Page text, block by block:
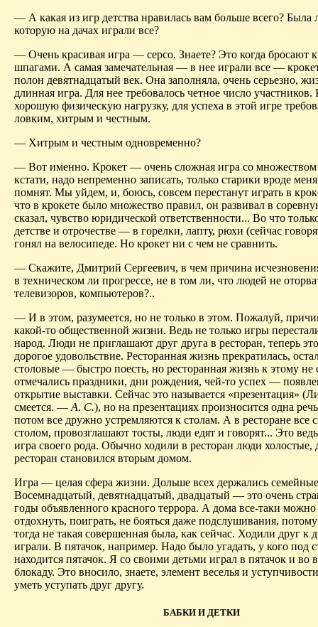
— А какая из игр детства нравилась вам больше всего? Была
которую на дачах играли все?
— Очень красивая игра — серсо. Знаете? Это когда бросают
шпагами. А самая замечательная — в нее играли все —
полон девятнадцатый век. Она заполняла, очень серьезно,
длинная игра. Для нее требовалось четное число участников.
хорошую физическую нагрузку, для успеха в этой игре
ловким, хитрым и честным.
— Хитрым и честным одновременно?
— Вот именно. Крокет — очень сложная игра со множеством
кстати, надо непременно записать, только старики вроде
помнят. Мы уйдем, и, боюсь, совсем перестанут играть в
что в крокете было множество правил, он развивал в
сказал, чувство юридической ответственности... Во что
детстве и отрочестве — в горелки, лапту, рюхи (сейчас
гонял на велосипеде. Но крокет ни с чем не сравнить.
— Скажите, Дмитрий Сергеевич, в чем причина
в техническом ли прогрессе, не в том ли, что людей не
телевизоров, компьютеров?..
— И в этом, разумеется, но не только в этом. Пожалуй,
какой-то общественной жизни. Ведь не только игры
народ. Люди не приглашают друг друга в ресторан, теперь
дорогое удовольствие. Ресторанная жизнь прекратилась,
столовые — быстро поесть, но ресторанная жизнь к этому не
отмечались праздники, дни рождения, чей-то успех —
открытие выставки. Сейчас это называется «презентация»
смеется. — А. С.), но на презентациях произносится одна
потом все дружно устремляются к столам. А в ресторане все
столом, провозглашают тосты, люди едят и говорят... Это
игра своего рода. Обычно ходили в ресторан люди холостые,
ресторан становился вторым домом.
Игра — целая сфера жизни. Дольше всех держались
Восемнадцатый, девятнадцатый, двадцатый — это очень
годы объявленного красного террора. А дома все-таки
отдохнуть, поиграть, не бояться даже подслушивания,
тогда не такая совершенная была, как сейчас. Ходили друг к
играли. В пятачок, например. Надо было угадать, у кого под
находится пятачок. Я со своими детьми играл в пятачок и во
блокаду. Это вносило, знаете, элемент веселья и
уметь уступать друг другу.
БАБКИ И ДЕТКИ